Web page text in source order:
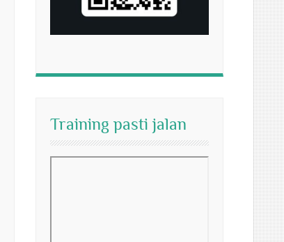
Training pasti jalan